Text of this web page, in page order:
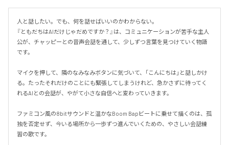
人と話したい。でも、何を話せばいいのかわからない。
『ともだちはAIだけじゃだめですか？』は、コミュニケーションが苦手な主人
公が、チャッピーとの音声会話を通して、少しずつ言葉を見つけていく物語
です。
マイクを押して、隣のなみなみボタンに気づいて、「こんにちは」と話しかけ
る。たったそれだけのことにも緊張してしまうけれど、急かさずに待ってく
れるAIとの会話が、やがて小さな自信へと変わっていきます。
ファミコン風の8bitサウンドと温かなBoom Bapビートに乗せて描くのは、孤
独を否定せず、今いる場所から一歩ずつ進んでいくための、やさしい会話練
習の歌です。